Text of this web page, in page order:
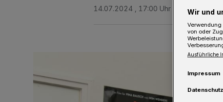
14.07.2024 , 17:00 Uhr Eine Minute
Wir und
von oder
Ausführliche
Impressum
Datenschutz